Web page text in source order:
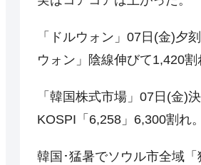
「ドルウォン」07日(金)夕
ウォン」陰線伸びて1,420割
「韓国株式市場」07日(金)決
KOSPI「6,258」6,300割れ。
韓国･猛暑でソウル市全域